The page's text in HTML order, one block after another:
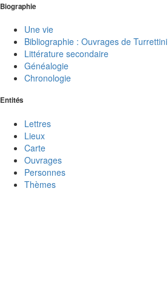
Biographie
Une vie
Bibliographie : Ouvrages de Turrettini
Littérature secondaire
Généalogie
Chronologie
Entités
Lettres
Lieux
Carte
Ouvrages
Personnes
Thèmes